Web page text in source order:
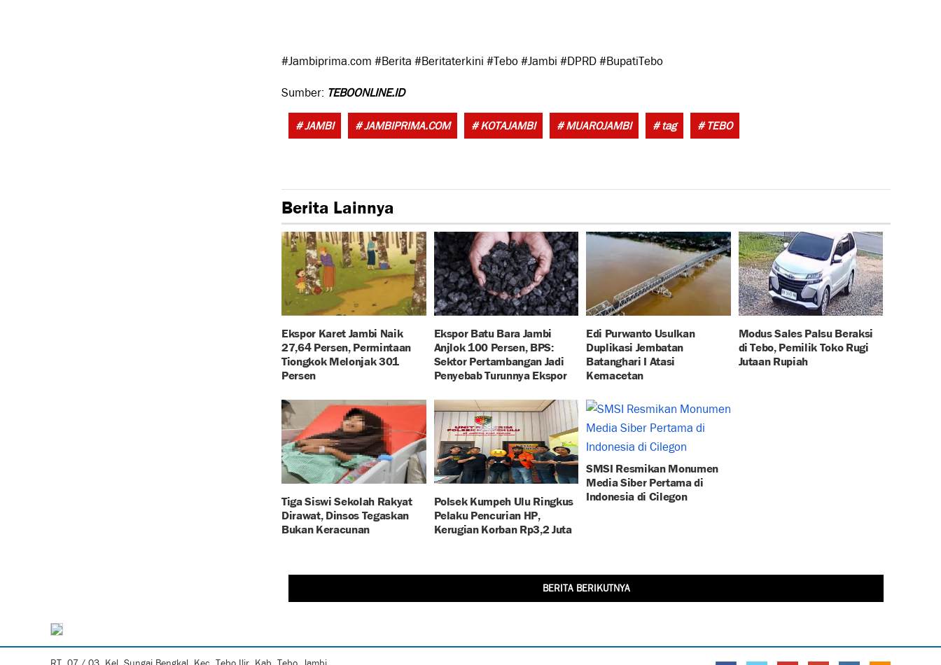
#Jambiprima.com #Berita #Beritaterkini #Tebo #Jambi #DPRD #BupatiTebo
Sumber: TEBOONLINE.ID
# JAMBI # JAMBIPRIMA.COM # KOTAJAMBI # MUAROJAMBI # tag # TEBO
Berita Lainnya
Ekspor Karet Jambi Naik
27,64 Persen, Permintaan
Tiongkok Melonjak 301
Persen
Ekspor Batu Bara Jambi
Anjlok 100 Persen, BPS:
Sektor Pertambangan Jadi
Penyebab Turunnya Ekspor
Edi Purwanto Usulkan
Duplikasi Jembatan
Batanghari I Atasi
Kemacetan
Modus Sales Palsu Beraksi
di Tebo, Pemilik Toko Rugi
Jutaan Rupiah
Tiga Siswi Sekolah Rakyat
Dirawat, Dinsos Tegaskan
Bukan Keracunan
Polsek Kumpeh Ulu Ringkus
Pelaku Pencurian HP,
Kerugian Korban Rp3,2 Juta
SMSI Resmikan Monumen
Media Siber Pertama di
Indonesia di Cilegon
BERITA BERIKUTNYA